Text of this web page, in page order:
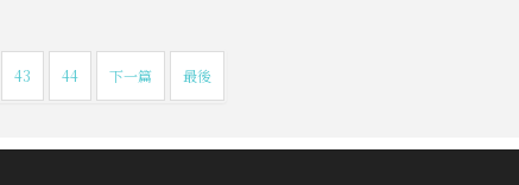
43 44 下一篇 最後